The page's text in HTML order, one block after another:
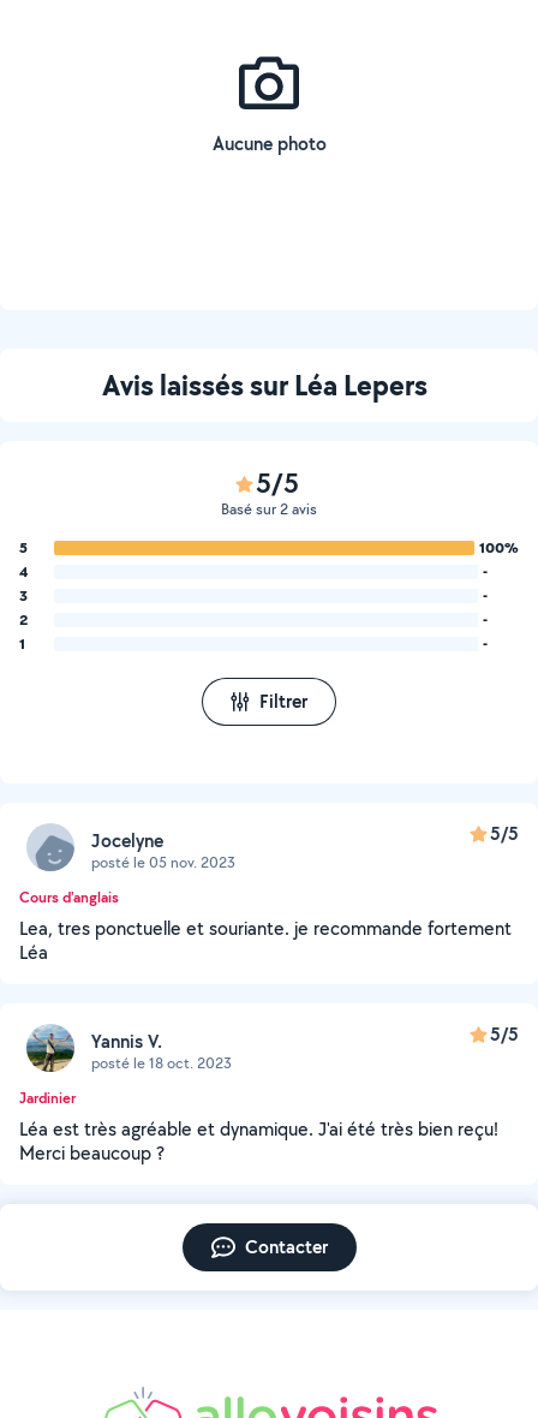
Aucune photo
Avis laissés sur Léa Lepers
5/5
Basé sur 2 avis
5
100%
4
-
3
-
2
-
1
-
Filtrer
Jocelyne
posté le 05 nov. 2023
5/5
Cours d'anglais
Lea, tres ponctuelle et souriante. je recommande fortement
Léa
Yannis V.
posté le 18 oct. 2023
5/5
Jardinier
Léa est très agréable et dynamique. J'ai été très bien reçu!
Merci beaucoup ?
Contacter